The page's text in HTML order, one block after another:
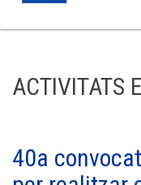
ACTIVITATS
40a